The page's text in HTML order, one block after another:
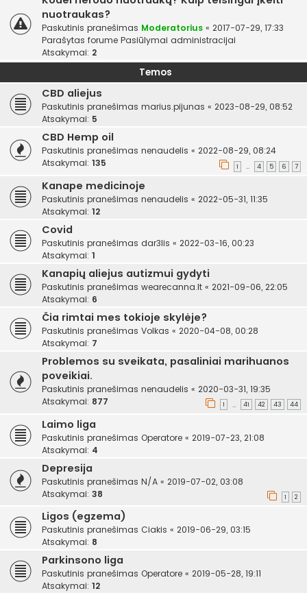
nuotraukas?
Paskutinis pranešimas Moderatorius « 2017-07-29, 17:33
Parašytas forume Pasiūlymai administracijai
Atsakymai: 2
Temos
CBD aliejus
Paskutinis pranešimas marius.pijunas « 2023-08-29, 08:52
Atsakymai: 5
CBD Hemp oil
Paskutinis pranešimas nenaudelis « 2022-08-29, 08:24
Atsakymai: 135 1 … 4 5 6 7
Kanape medicinoje
Paskutinis pranešimas nenaudelis « 2022-05-31, 11:35
Atsakymai: 12
Covid
Paskutinis pranešimas dar3lis « 2022-03-16, 00:23
Atsakymai: 1
Kanapių aliejus autizmui gydyti
Paskutinis pranešimas wearecanna.lt « 2021-09-06, 22:05
Atsakymai: 6
Čia rimtai mes tokioje skylėje?
Paskutinis pranešimas Volkas « 2020-04-08, 00:28
Atsakymai: 7
Problemos su sveikata, pasaliniai marihuanos
poveikiai.
Paskutinis pranešimas nenaudelis « 2020-03-31, 19:35
Atsakymai: 877 1 … 41 42 43 44
Laimo liga
Paskutinis pranešimas Operatore « 2019-07-23, 21:08
Atsakymai: 4
Depresija
Paskutinis pranešimas N/A « 2019-07-02, 03:08
Atsakymai: 38 1 2
Ligos (egzema)
Paskutinis pranešimas Ciakis « 2019-06-29, 03:15
Atsakymai: 8
Parkinsono liga
Paskutinis pranešimas Operatore « 2019-05-28, 19:11
Atsakymai: 12